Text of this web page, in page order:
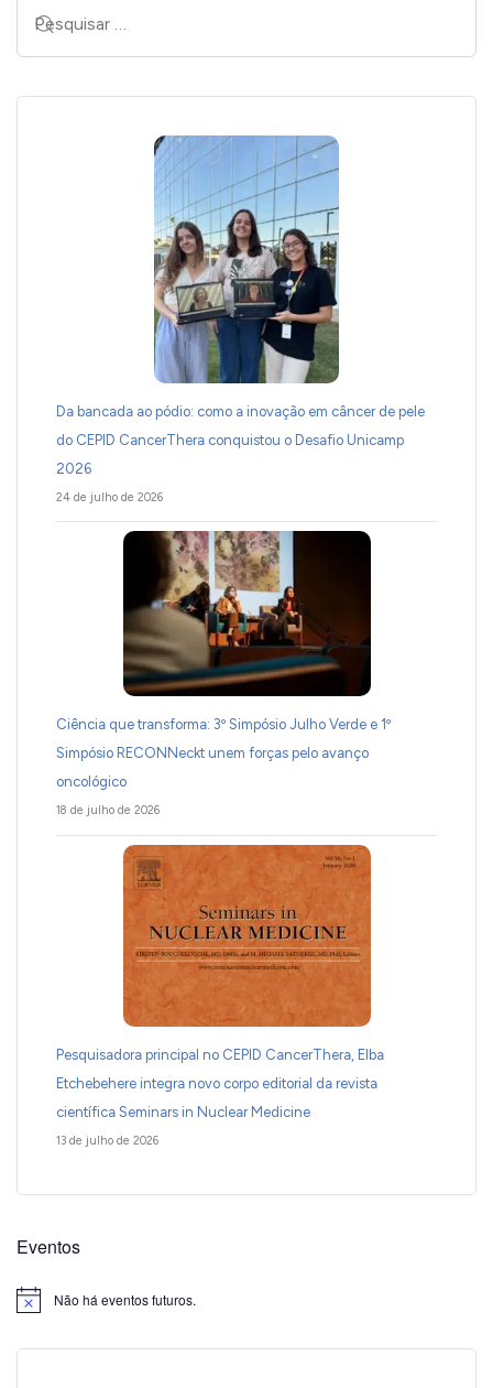
Da bancada ao pódio: como a inovação em câncer de pele
do CEPID CancerThera conquistou o Desafio Unicamp
2026
24 de julho de 2026
Ciência que transforma: 3º Simpósio Julho Verde e 1º
Simpósio RECONNeckt unem forças pelo avanço
oncológico
18 de julho de 2026
Pesquisadora principal no CEPID CancerThera, Elba
Etchebehere integra novo corpo editorial da revista
científica Seminars in Nuclear Medicine
13 de julho de 2026
Eventos
Notice Não há eventos futuros.